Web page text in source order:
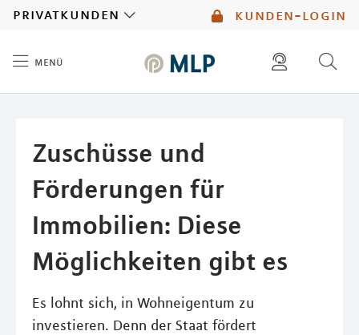
kunden-login
privatkunden
menü
Zuschüsse und
Förderungen für
Immobilien: Diese
Möglichkeiten gibt es
Es lohnt sich, in Wohneigentum zu
investieren. Denn der Staat fördert